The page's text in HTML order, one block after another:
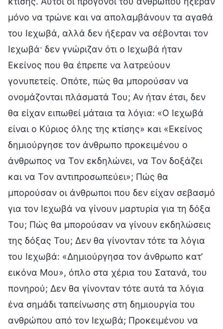
μόνο να τρώνε και να απολαμβάνουν τα αγαθά
του Ιεχωβά, αλλά δεν ήξεραν να σέβονται τον
Ιεχωβά· δεν γνώριζαν ότι ο Ιεχωβά ήταν
Εκείνος που θα έπρεπε να λατρεύουν
γονυπετείς. Οπότε, πώς θα μπορούσαν να
ονομάζονται πλάσματά Του; Αν ήταν έτσι, δεν
θα είχαν ειπωθεί μάταια τα λόγια: «Ο Ιεχωβά
είναι ο Κύριος όλης της κτίσης» και «Εκείνος
δημιούργησε τον άνθρωπο προκειμένου ο
άνθρωπος να Τον εκδηλώνει, να Τον δοξάζει
και να Τον αντιπροσωπεύει»; Πώς θα
μπορούσαν οι άνθρωποι που δεν είχαν σεβασμό
για τον Ιεχωβά να γίνουν μαρτυρία για τη δόξα
Του; Πώς θα μπορούσαν να γίνουν εκδηλώσεις
της δόξας Του; Δεν θα γίνονταν τότε τα λόγια
του Ιεχωβά: «Δημιούργησα τον άνθρωπο κατ’
εικόνα Μου», όπλο στα χέρια του Σατανά, του
πονηρού; Δεν θα γίνονταν τότε αυτά τα λόγια
ένα σημάδι ταπείνωσης στη δημιουργία του
ανθρώπου από τον Ιεχωβά; Προκειμένου να